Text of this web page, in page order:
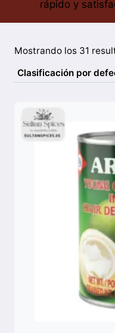
rápido y
Mostrando los 31